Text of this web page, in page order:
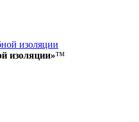
изоляции»™